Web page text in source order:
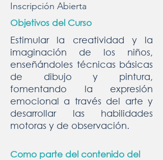
Inscripción Abierta
Objetivos del Curso
Estimular la creatividad y la
imaginación de los niños,
enseñándoles técnicas básicas
de dibujo y pintura,
fomentando la expresión
emocional a través del arte y
desarrollar las habilidades
motoras y de observación.
Como parte del contenido del